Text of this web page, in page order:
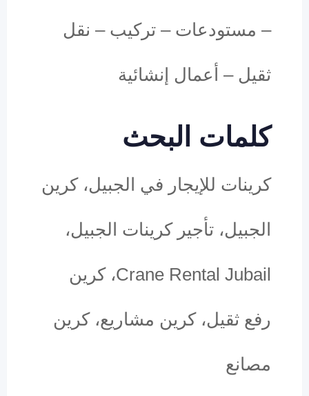
– مستودعات – تركيب – نقل
ثقيل – أعمال إنشائية
كلمات البحث
كرينات للإيجار في الجبيل، كرين
الجبيل، تأجير كرينات الجبيل،
Crane Rental Jubail، كرين
رفع ثقيل، كرين مشاريع، كرين
مصانع